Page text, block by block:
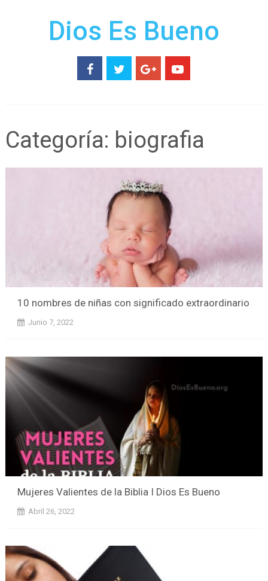
Dios Es Bueno
Categoría: biografia
10 nombres de niñas con significado extraordinario
Junio 7, 2022
Mujeres Valientes de la Biblia I Dios Es Bueno
Abril 26, 2022